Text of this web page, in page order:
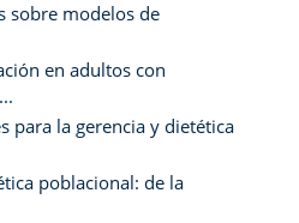
sobre modelos de
en adultos con
para la gerencia y dietética
poblacional: de la